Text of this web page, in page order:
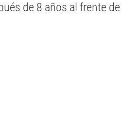
de 8 años al frente